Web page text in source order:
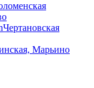
Чертановская
Марьино